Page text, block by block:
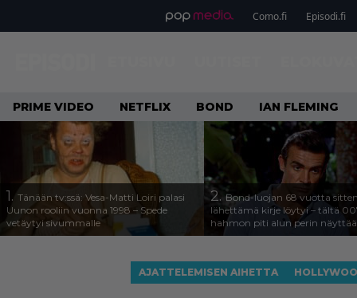
Como.fi Episodi.fi
PRIME VIDEO NETFLIX BOND IAN FLEMING
1. Tänään tv:ssä: Vesa-Matti Loiri palasi
Uunon rooliin vuonna 1998 – Spede
vetäytyi sivummalle
2.Bond-luojan 68 vuotta
lähettämä kirje löytyi – tältä
hahmon piti alun perin näyttää
AJATTELEMISEN AIHETTA